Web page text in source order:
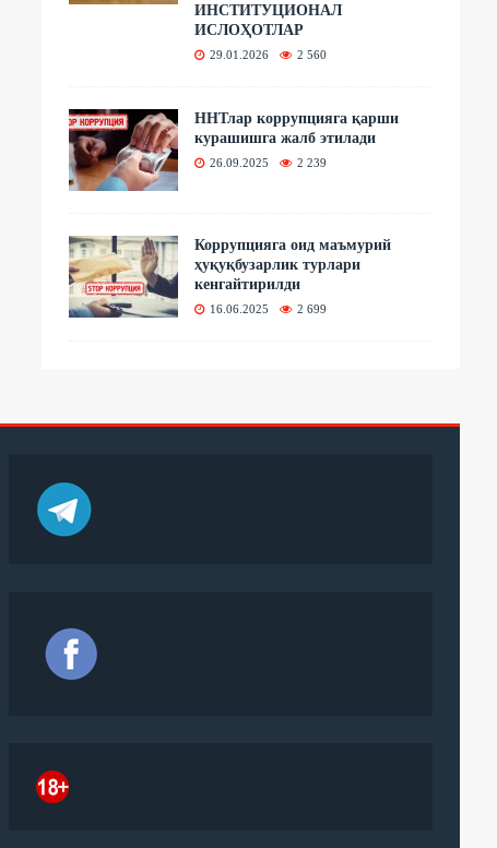
ИНСТИТУЦИОНАЛ
ИСЛОҲОТЛАР
29.01.2026 2 560
ННТлар коррупцияга қарши
курашишга жалб этилади
26.09.2025 2 239
Коррупцияга оид маъмурий
ҳуқуқбузарлик турлари
кенгайтирилди
16.06.2025 2 699